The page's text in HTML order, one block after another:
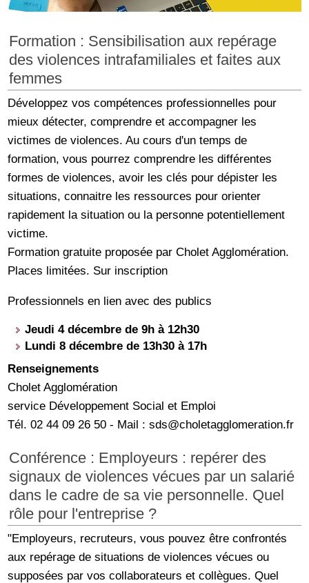
Formation : Sensibilisation aux repérage
des violences intrafamiliales et faites aux
femmes
Développez vos compétences professionnelles pour
mieux détecter, comprendre et accompagner les
victimes de violences. Au cours d'un temps de
formation, vous pourrez comprendre les différentes
formes de violences, avoir les clés pour dépister les
situations, connaitre les ressources pour orienter
rapidement la situation ou la personne potentiellement
victime.
Formation gratuite proposée par Cholet Agglomération.
Places limitées. Sur inscription
Professionnels en lien avec des publics
Jeudi 4 décembre de 9h à 12h30
Lundi 8 décembre de 13h30 à 17h
Renseignements
Cholet Agglomération
service Développement Social et Emploi
Tél. 02 44 09 26 50 - Mail : sds@choletagglomeration.fr
Conférence : Employeurs : repérer des
signaux de violences vécues par un salarié
dans le cadre de sa vie personnelle. Quel
rôle pour l'entreprise ?
"Employeurs, recruteurs, vous pouvez être confrontés
aux repérage de situations de violences vécues ou
supposées par vos collaborateurs et collègues. Quel